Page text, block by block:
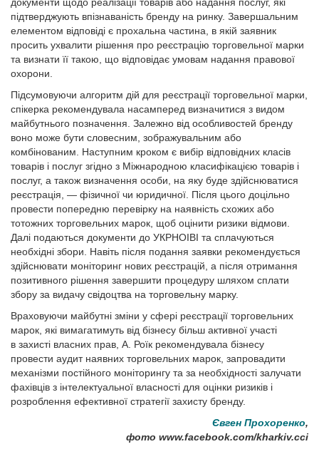
підтверджують впізнаваність бренду на ринку. Завершальним
елементом відповіді є прохальна частина, в якій заявник
просить ухвалити рішення про реєстрацію торговельної марки
та визнати її такою, що відповідає умовам надання правової
охорони.
Підсумовуючи алгоритм дій для реєстрації торговельної марки,
спікерка рекомендувала насамперед визначитися з видом
майбутнього позначення. Залежно від особливостей бренду
воно може бути словесним, зображувальним або
комбінованим. Наступним кроком є вибір відповідних класів
товарів і послуг згідно з Міжнародною класифікацією товарів і
послуг, а також визначення особи, на яку буде здійснюватися
реєстрація, — фізичної чи юридичної. Після цього доцільно
провести попередню перевірку на наявність схожих або
тотожних торговельних марок, щоб оцінити ризики відмови.
Далі подаються документи до УКРНОІВІ та сплачуються
необхідні збори. Навіть після подання заявки рекомендується
здійснювати моніторинг нових реєстрацій, а після отримання
позитивного рішення завершити процедуру шляхом сплати
збору за видачу свідоцтва на торговельну марку.
Враховуючи майбутні зміни у сфері реєстрації торговельних
марок, які вимагатимуть від бізнесу більш активної участі
в захисті власних прав, А. Роїк рекомендувала бізнесу
провести аудит наявних торговельних марок, запровадити
механізми постійного моніторингу та за необхідності залучати
фахівців з інтелектуальної власності для оцінки ризиків і
розроблення ефективної стратегії захисту бренду.
Євген Прохоренко,
фото www.facebook.com/kharkiv.cci